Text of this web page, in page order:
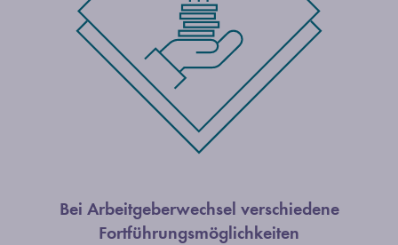
Bei Arbeitgeberwechsel verschiedene
Fortführungsmöglichkeiten